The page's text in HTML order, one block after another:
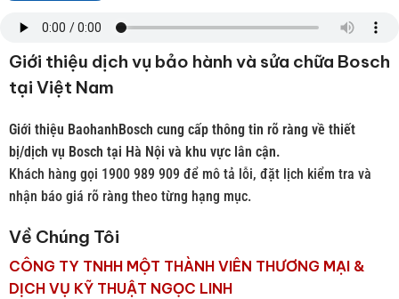
Giới thiệu dịch vụ bảo hành và sửa chữa Bosch
tại Việt Nam
Giới thiệu BaohanhBosch cung cấp thông tin rõ ràng về thiết
bị/dịch vụ Bosch tại Hà Nội và khu vực lân cận.
Khách hàng gọi 1900 989 909 để mô tả lỗi, đặt lịch kiểm tra và
nhận báo giá rõ ràng theo từng hạng mục.
Về Chúng Tôi
CÔNG TY TNHH MỘT THÀNH VIÊN THƯƠNG MẠI &
DỊCH VỤ KỸ THUẬT NGỌC LINH